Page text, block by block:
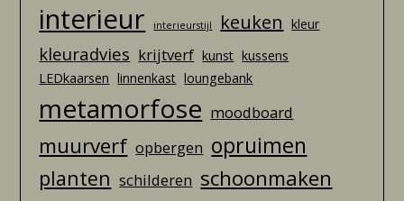
interieur interieurstijl keuken kleur
kleuradvies krijtverf kunst kussens
LEDkaarsen linnenkast loungebank
metamorfose moodboard
muurverf opbergen opruimen
planten schilderen schoonmaken